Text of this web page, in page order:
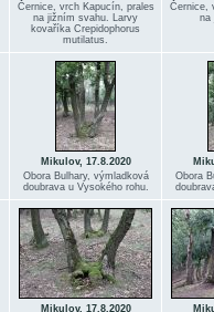
Černice, vrch Kapucín, prales
na jižním svahu. Larvy
kovaříka Crepidophorus
mutilatus.
Černice,
na
Mikulov, 17.8.2020
Obora Bulhary, výmladková
doubrava u Vysokého rohu.
Obora
Mikulov, 17.8.2020